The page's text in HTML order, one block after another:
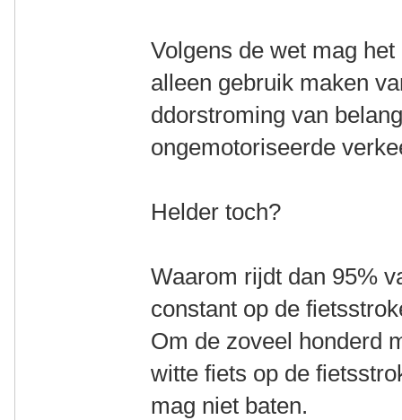
Volgens de wet mag
alleen gebruik maken
ddorstroming van
ongemotoriseerde
Helder toch?
Waarom rijdt dan 95%
constant op de
Om de zoveel honderd
witte fiets op de
mag niet baten.